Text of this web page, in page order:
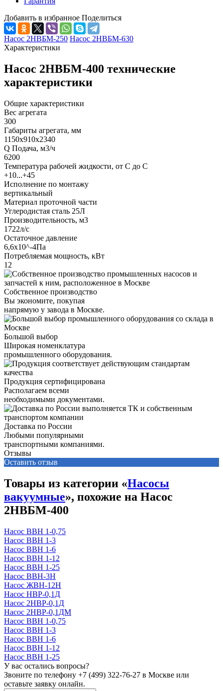
Добавить в избранное Поделиться
Насос 2НВБМ-250 Насос 2НВБМ-630
Характеристики
Насос 2НВБМ-400 технические
характеристики
Общие характеристики
Вес агрегата
300
Габариты агрегата, мм
1150х910х2340
Q Подача, м3/ч
6200
Температура рабочей жидкости, от С до С
+10...+45
Исполнение по монтажу
вертикальный
Материал проточной части
Углеродистая сталь 25Л
Производительность, м3
1722л/с
Остаточное давление
6,6х10^-4Па
Потребляемая мощность, кВт
12
Собственное производство
Вы экономите, покупая
напрямую у завода в Москве.
Большой выбор
Широкая номенклатура
промышленного оборудования.
Продукция сертифицирована
Располагаем всеми
необходимыми документами.
Доставка по России
Любыми популярными
транспортными компаниями.
Отзывы
Оставить отзыв
Товары из категории «Насосы
вакуумные», похожие на Насос
2НВБМ-400
Насос ВВН 1-0,75
Насос ВВН 1-3
Насос ВВН 1-6
Насос ВВН 1-12
Насос ВВН 1-25
Насос ВВН-3Н
Насос ЖВН-12Н
Насос НВР-0,1Д
Насос 2НВР-0,1Д
Насос 2НВР-0,1ДМ
Насос ВВН 1-0,75
Насос ВВН 1-3
Насос ВВН 1-6
Насос ВВН 1-12
Насос ВВН 1-25
У вас остались вопросы?
Звоните по телефону +7 (499) 322-76-27 в Москве или
оставьте заявку онлайн.